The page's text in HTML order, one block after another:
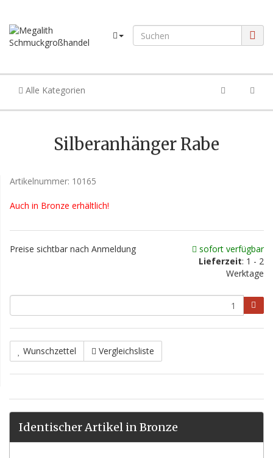
Alle Kategorien
Silberanhänger Rabe
Artikelnummer: 10165
Auch in Bronze erhältlich!
Preise sichtbar nach Anmeldung
sofort verfügbar
Lieferzeit: 1 - 2
Werktage
Wunschzettel Vergleichsliste
Identischer Artikel in Bronze